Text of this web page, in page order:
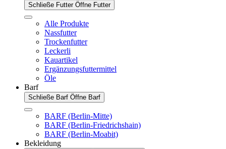
Schließe Futter Öffne Futter
Alle Produkte
Nassfutter
Trockenfutter
Leckerli
Kauartikel
Ergänzungsfuttermittel
Öle
Barf
Schließe Barf Öffne Barf
BARF (Berlin-Mitte)
BARF (Berlin-Friedrichshain)
BARF (Berlin-Moabit)
Bekleidung